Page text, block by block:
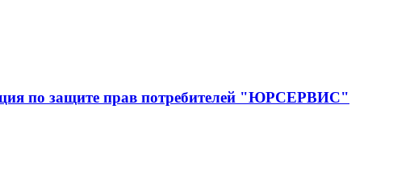
по защите прав потребителей "ЮРСЕРВИС"